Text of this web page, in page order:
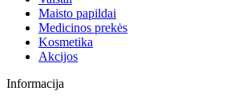
Maisto papildai
Medicinos prekės
Kosmetika
Akcijos
Informacija